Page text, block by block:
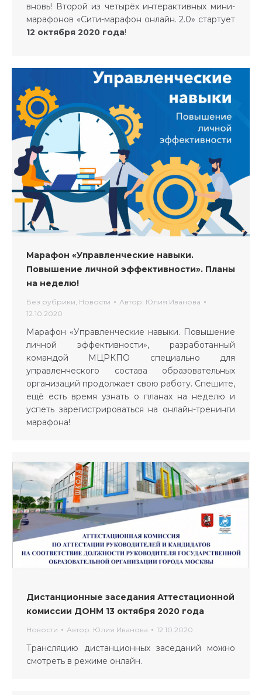
вновь! Второй из четырёх интерактивных мини-
марафонов «Сити-марафон онлайн. 2.0» стартует
12 октября 2020 года!
Марафон «Управленческие навыки.
Повышение личной эффективности». Планы
на неделю!
Без рубрики Новости Автор: Юлия Иванова
12.10.2020
Марафон «Управленческие навыки. Повышение
личной эффективности», разработанный
командой МЦРКПО специально для
управленческого состава образовательных
организаций продолжает свою работу. Спешите,
ещё есть время узнать о планах на неделю и
успеть зарегистрироваться на онлайн-тренинги
марафона!
Дистанционные заседания Аттестационной
комиссии ДОНМ 13 октября 2020 года
Новости Автор: Юлия Иванова 12.10.2020
Трансляцию дистанционных заседаний можно
смотреть в режиме онлайн.